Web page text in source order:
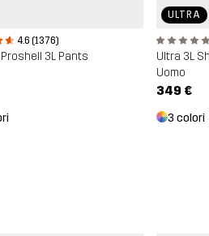
4.6 (1376)
3L Pants
ULTRA
Ultra 3L
Uomo
349 €
3 colori